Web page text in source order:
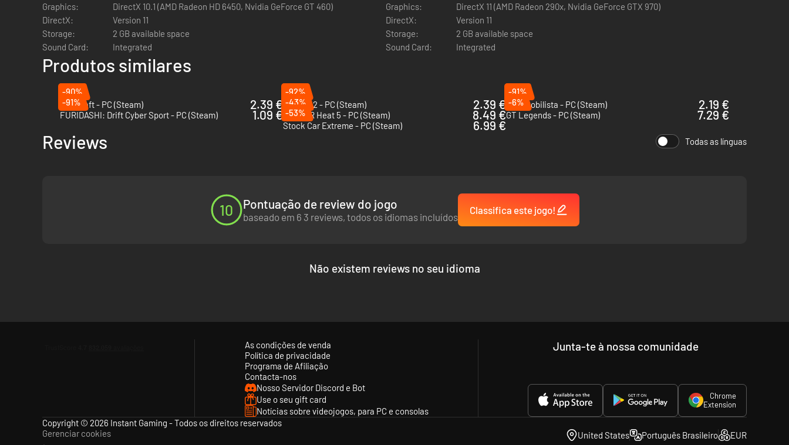
AUDI R8 Ultra 2014
BMW M4 Coupé
BMW M4 Coupé Akrapovic Edition
FORD GT40 MKI
LAMBORGHINI COUNTACH 5000 Quattro Valvole
LAMBORGHINI HURACAN GT3
RUF RT12 R RWD
RUF RT12 R AWD
Scuderia Glickenhaus SCG003
Graphics:
DirectX 10.1 (AMD Radeon HD 6450, Nvidia GeForce GT 460)
DirectX:
Version 11
Storage:
2 GB available space
Sound Card:
Integrated
Graphics:
DirectX 11 (AMD Radeon 290x, Nvidia GeForce GTX 970)
DirectX:
Version 11
Storage:
2 GB available space
Sound Card:
Integrated
Produtos similares
-90%
KartKraft - PC (Steam)
2.39 €
-92%
rFactor 2 - PC (Steam)
2.39 €
-91%
Automobilista - PC (Steam)
2.19 €
-91%
FURIDASHI: Drift Cyber Sport - PC (Steam)
1.09 €
-43%
NASCAR Heat 5 - PC (Steam)
8.49 €
-6%
GT Legends - PC (Steam)
7.29 €
-53%
Stock Car Extreme - PC (Steam)
6.99 €
Reviews Todas as línguas
10 Pontuação de review do jogo
baseado em 6 3 reviews, todos os idiomas incluídos
Classifica este jogo!
Não existem reviews no seu idioma
As condições de venda
Política de privacidade
Programa de Afiliação
Contacta-nos
Nosso Servidor Discord e Bot
Use o seu gift card
Notícias sobre videojogos, para PC e consolas
Junta-te à nossa comunidade
Chrome
Extension
Copyright © 2026 Instant Gaming - Todos os direitos reservados
Gerenciar cookies
United States Português Brasileiro EUR